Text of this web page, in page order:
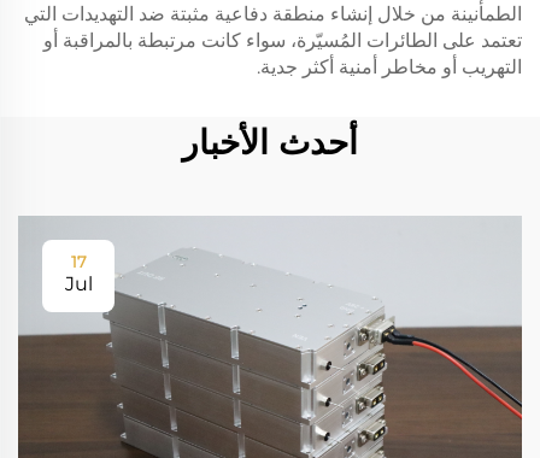
الطمأنينة من خلال إنشاء منطقة دفاعية مثبتة ضد التهديدات التي
تعتمد على الطائرات المُسيّرة، سواء كانت مرتبطة بالمراقبة أو
التهريب أو مخاطر أمنية أكثر جدية.
أحدث الأخبار
17
Jul